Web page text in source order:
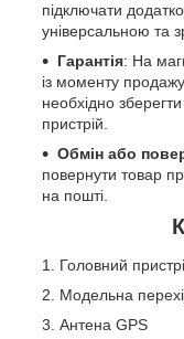
підключати
універсальною та
Гарантія: На
із моменту
необхідно
пристрій.
Обмін або
повернути товар
на пошті.
Головний
Модельна
Антена GPS